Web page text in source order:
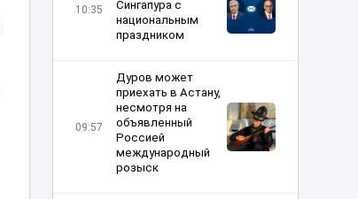
10:35
Сингапура с
национальным
праздником
09:57
Дуров может
приехать в Астану,
несмотря на
объявленный
Россией
международный
розыск